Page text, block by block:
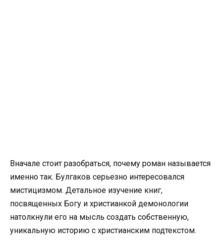
Вначале стоит разобраться, почему роман называется
именно так. Булгаков серьезно интересовался
мистицизмом. Детальное изучение книг,
посвященных Богу и христианкой демонологии
натолкнули его на мысль создать собственную,
уникальную историю с христианским подтекстом.